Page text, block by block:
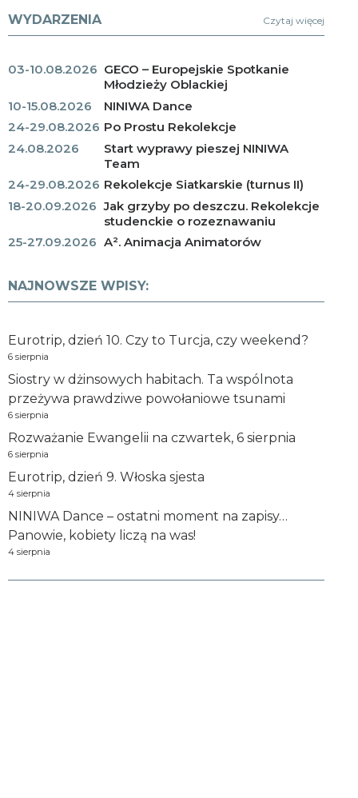
WYDARZENIA Czytaj więcej
03-10.08.2026 GECO – Europejskie Spotkanie
Młodzieży Oblackiej
10-15.08.2026
NINIWA Dance
24-29.08.2026 Po Prostu Rekolekcje
24.08.2026
Start wyprawy pieszej NINIWA
Team
24-29.08.2026 Rekolekcje Siatkarskie (turnus II)
18-20.09.2026 Jak grzyby po deszczu. Rekolekcje
studenckie o rozeznawaniu
25-27.09.2026 A². Animacja Animatorów
NAJNOWSZE WPISY:
Eurotrip, dzień 10. Czy to Turcja, czy weekend?
6 sierpnia
Siostry w dżinsowych habitach. Ta wspólnota
przeżywa prawdziwe powołaniowe tsunami
6 sierpnia
Rozważanie Ewangelii na czwartek, 6 sierpnia
6 sierpnia
Eurotrip, dzień 9. Włoska sjesta
4 sierpnia
NINIWA Dance – ostatni moment na zapisy…
Panowie, kobiety liczą na was!
4 sierpnia